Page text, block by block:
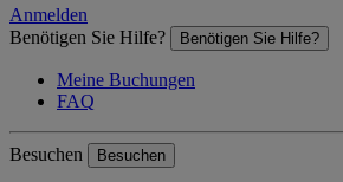
Anmelden
Benötigen Sie Hilfe?
Benötigen Sie Hilfe?
Meine Buchungen
FAQ
Besuchen Besuchen